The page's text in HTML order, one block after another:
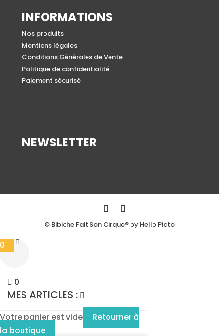
INFORMATIONS
Nos produits
Mentions légales
Conditions Générales de Vente
Politique de confidentialité
Paiement sécurisé
NEWSLETTER
© Bibiche Fait Son Cirque® by Hello Picto
0
0
MES ARTICLES :
Votre panier est vide
Retourner à
la boutique